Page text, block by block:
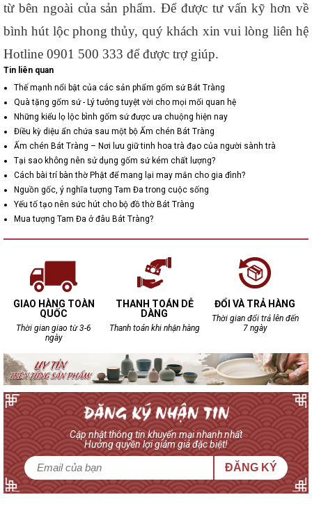
từ bên ngoài của sản phẩm. Để được tư vấn kỹ hơn về
bình hút lộc phong thủy, quý khách xin vui lòng liên hệ
Hotline 0901 500 333 để được trợ giúp.
Tin liên quan
Thế mạnh nổi bật của các sản phẩm gốm sứ Bát Tràng
Quà tặng gốm sứ - Lý tưởng tuyệt vời cho mọi mối quan hệ
Những kiểu lọ lộc bình gốm sứ được ưa chuộng hiện nay
Điều kỳ diệu ẩn chứa sau một bộ Ấm chén Bát Tràng
Ấm chén Bát Tràng – Nơi lưu giữ tinh hoa trà đạo của người sành trà
Tại sao không nên sử dụng gốm sứ kém chất lượng?
Cách bài trí bàn thờ Phật để mang lại may mắn cho gia đình?
Nguồn gốc, ý nghĩa tượng Tam Đa trong cuộc sống
Yếu tố tạo nên sức hút cho bộ đồ thờ Bát Tràng
Mua tượng Tam Đa ở đâu Bát Tràng?
GIAO HÀNG TOÀN
QUỐC
Thời gian giao từ 3-6
ngày
THANH TOÁN DỄ
DÀNG
Thanh toán khi nhận hàng
ĐỔI VÀ TRẢ HÀNG
Thời gian đổi trả lên đến
7 ngày
Cập nhật thông tin khuyến mại nhanh nhất
Hưởng quyền lợi giảm giá đặc biệt!
ĐĂNG KÝ